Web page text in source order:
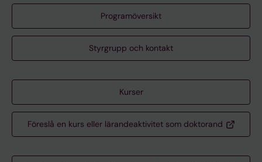
Programöversikt
Styrgrupp och kontakt
Kurser
Föreslå en kurs eller lärandeaktivitet som doktorand